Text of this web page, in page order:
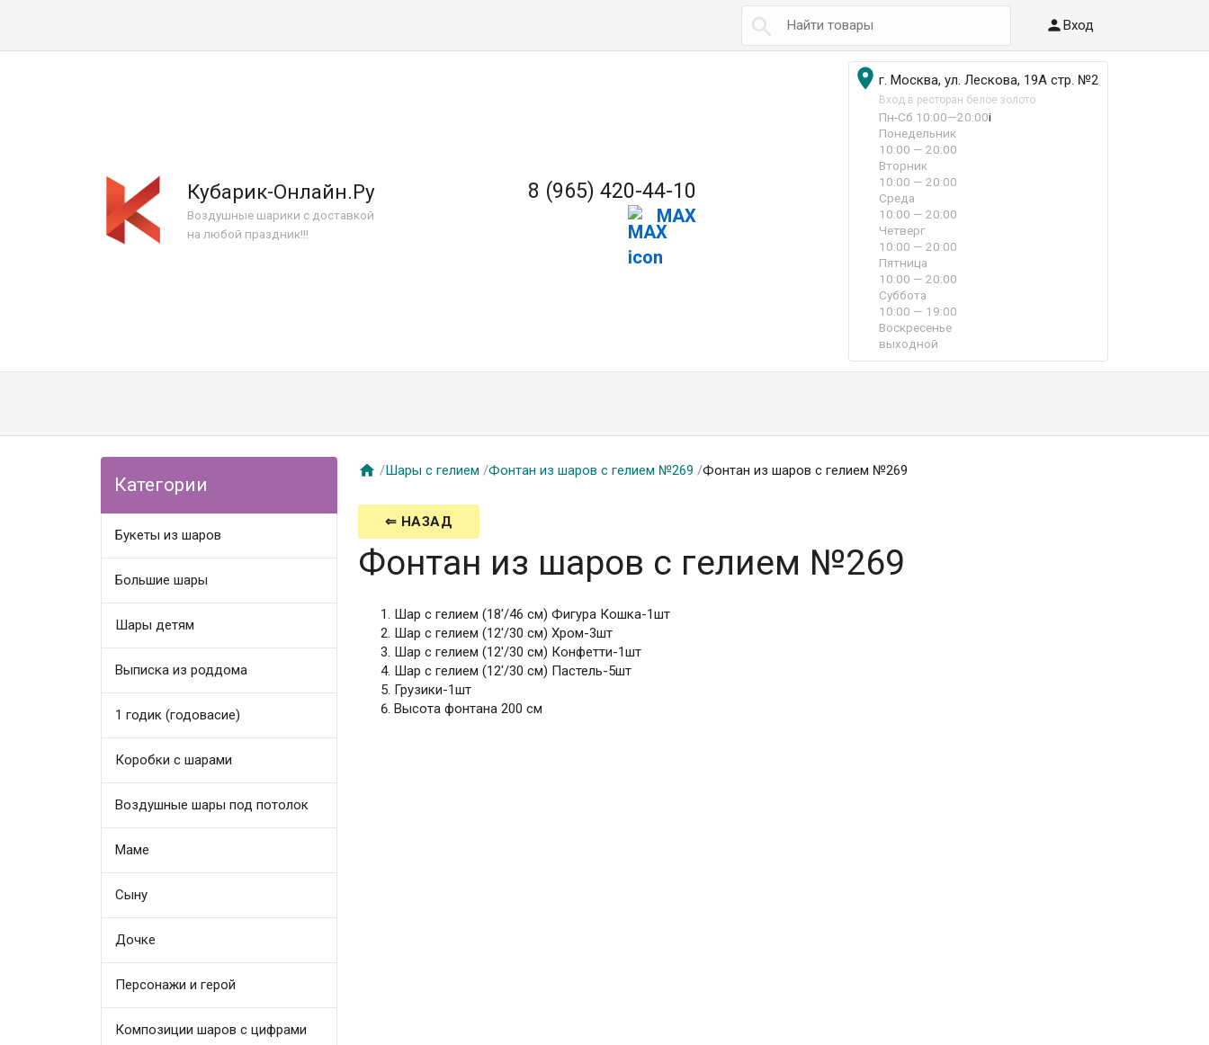
 Вход
Кубарик-Онлайн.Ру
Воздушные шарики с доставкой
на любой праздник!!!
8 (965) 420-44-10
MAX
 г. Москва, ул. Лескова, 19А стр. №2
Вход в ресторан белое золото
Пн-Сб 10:00—20:00i
Понедельник
10:00 — 20:00
Вторник
10:00 — 20:00
Среда
10:00 — 20:00
Четверг
10:00 — 20:00
Пятница
10:00 — 20:00
Суббота
10:00 — 19:00
Воскресенье
выходной
Категории
Букеты из шаров
Большие шары
Шары детям
Выписка из роддома
1 годик (годовасие)
Коробки с шарами
Воздушные шары под потолок
Маме
Сыну
Дочке
Персонажи и герой
Композиции шаров с цифрами
 /Шары с гелием /Фонтан из шаров с гелием №269 /Фонтан из шаров с гелием №269
⇐ НАЗАД
Фонтан из шаров с гелием №269
Шар с гелием (18'/46 см) Фигура Кошка-1шт
Шар с гелием (12'/30 см) Хром-3шт
Шар с гелием (12'/30 см) Конфетти-1шт
Шар с гелием (12'/30 см) Пастель-5шт
Грузики-1шт
Высота фонтана 200 см